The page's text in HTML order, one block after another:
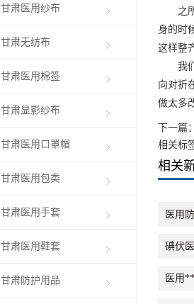
甘肃医用纱布
甘肃无纺布
甘肃医用棉签
甘肃显影纱布
甘肃医用口罩帽
甘肃医用包类
甘肃医用手套
甘肃医用鞋套
甘肃防护用品
之
身的时
这样整
我
向对折
做太多
下一篇：
相关标
相关
医用
碘伏
医用